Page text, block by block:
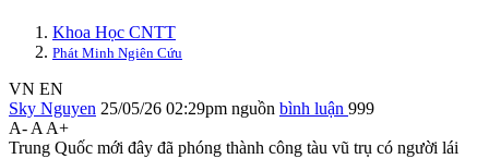
Khoa Học CNTT
Phát Minh Ngiên Cứu
VN EN
Sky Nguyen 25/05/26 02:29pm nguồn bình luận 999
A- A A+
Trung Quốc mới đây đã phóng thành công tàu vũ trụ có người lái